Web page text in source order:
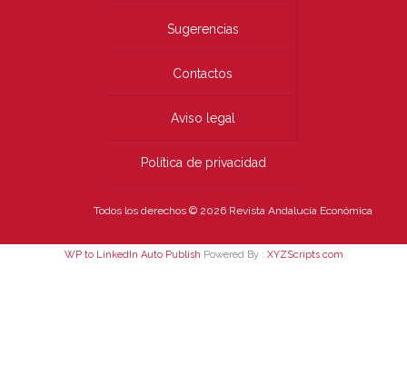
Sugerencias
Contactos
Aviso legal
Política de privacidad
Todos los derechos © 2026 Revista Andalucía Económica
WP to LinkedIn Auto Publish Powered By : XYZScripts.com